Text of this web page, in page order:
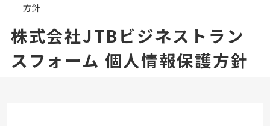
方針
株式会社JTBビジネストラン
スフォーム 個人情報保護方針